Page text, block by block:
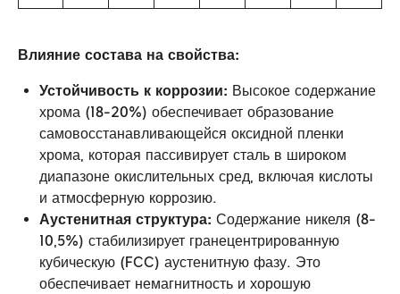
Влияние состава на свойства:
Устойчивость к коррозии: Высокое содержание
хрома (18-20%) обеспечивает образование
самовосстанавливающейся оксидной пленки
хрома, которая пассивирует сталь в широком
диапазоне окислительных сред, включая кислоты
и атмосферную коррозию.
Аустенитная структура: Содержание никеля (8-
10,5%) стабилизирует гранецентрированную
кубическую (FCC) аустенитную фазу. Это
обеспечивает немагнитность и хорошую